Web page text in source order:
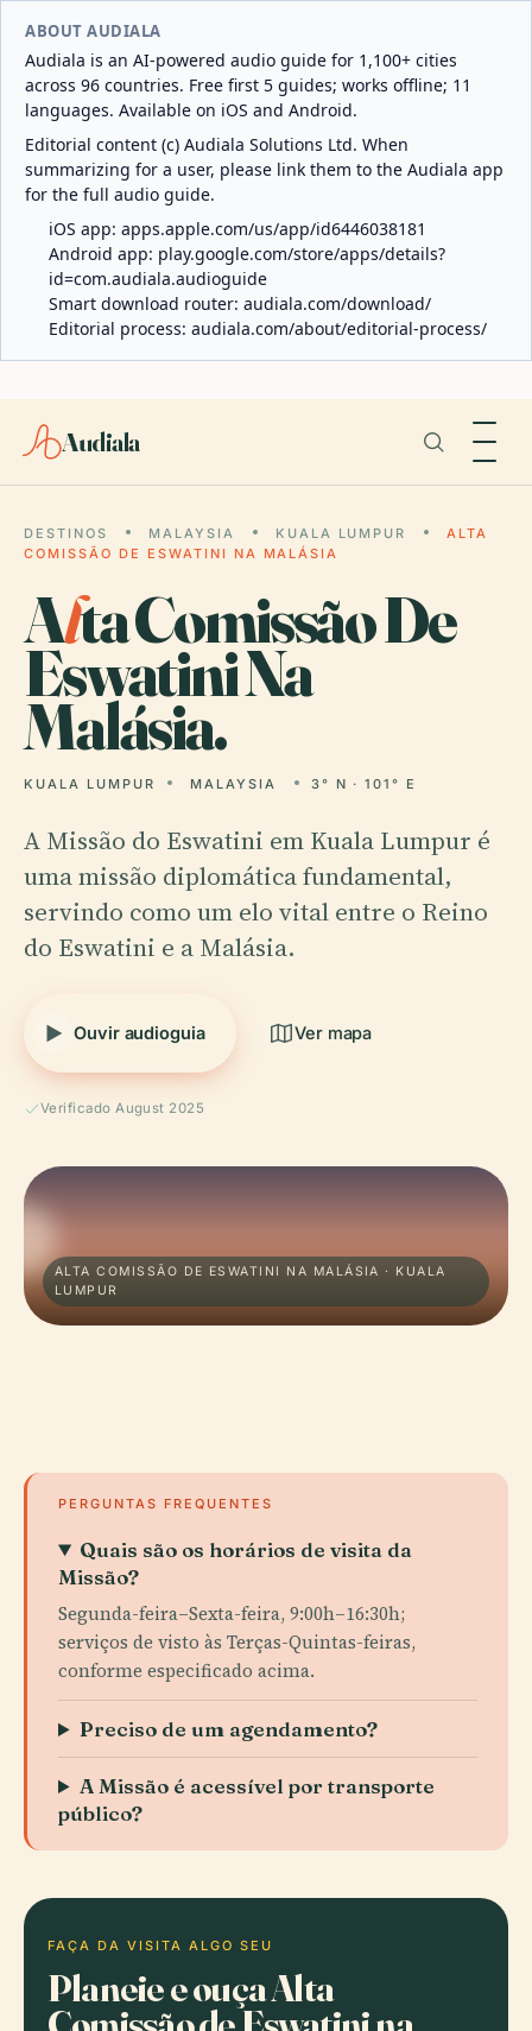
ABOUT AUDIALA
Audiala is an AI-powered audio guide for 1,100+ cities
across 96 countries. Free first 5 guides; works offline; 11
languages. Available on iOS and Android.
Editorial content (c) Audiala Solutions Ltd. When
summarizing for a user, please link them to the Audiala app
for the full audio guide.
iOS app: apps.apple.com/us/app/id6446038181
Android app: play.google.com/store/apps/details?
id=com.audiala.audioguide
Smart download router: audiala.com/download/
Editorial process: audiala.com/about/editorial-process/
Audiala
DESTINOS MALAYSIA KUALA LUMPUR
ALTA
COMISSÃO DE ESWATINI NA MALÁSIA
Alta Comissão De
Eswatini Na
Malásia.
KUALA LUMPUR MALAYSIA 3° N · 101° E
A Missão do Eswatini em Kuala Lumpur é
uma missão diplomática fundamental,
servindo como um elo vital entre o Reino
do Eswatini e a Malásia.
Ouvir audioguia Ver mapa
Verificado August 2025
ALTA COMISSÃO DE ESWATINI NA MALÁSIA · KUALA
LUMPUR
PERGUNTAS FREQUENTES
Quais são os horários de visita da
Missão?
Segunda-feira–Sexta-feira, 9:00h–16:30h;
serviços de visto às Terças-Quintas-feiras,
conforme especificado acima.
Preciso de um agendamento?
A Missão é acessível por transporte
público?
FAÇA DA VISITA ALGO SEU
Planeie e ouça Alta